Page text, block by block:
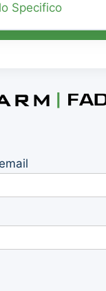
Specifico
0/0 Steps